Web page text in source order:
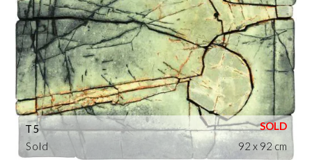
Sold
T5
92 x 92 cm